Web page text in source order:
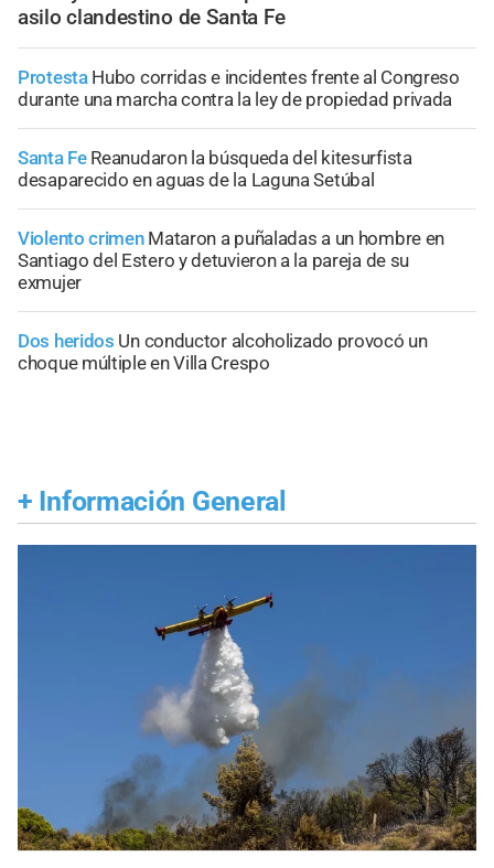
asilo clandestino de Santa Fe
Protesta Hubo corridas e incidentes frente al Congreso
durante una marcha contra la ley de propiedad privada
Santa Fe Reanudaron la búsqueda del kitesurfista
desaparecido en aguas de la Laguna Setúbal
Violento crimen Mataron a puñaladas a un hombre en
Santiago del Estero y detuvieron a la pareja de su
exmujer
Dos heridos Un conductor alcoholizado provocó un
choque múltiple en Villa Crespo
+ Información General